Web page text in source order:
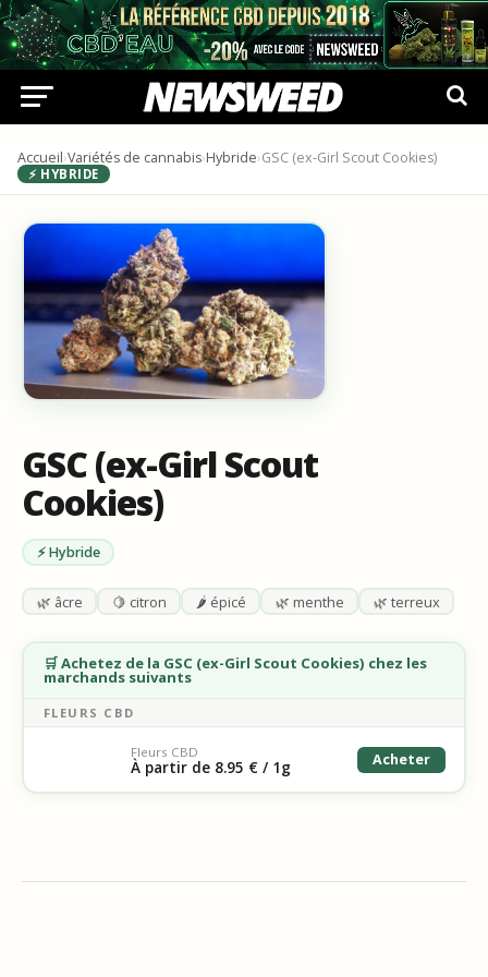
Accueil›Variétés de cannabis›Hybride›GSC (ex-Girl Scout Cookies)
⚡ HYBRIDE
GSC (ex-Girl Scout
Cookies)
⚡ Hybride
🌿 âcre 🍋 citron 🌶️ épicé 🌿 menthe 🌿 terreux
🛒 Achetez de la GSC (ex-Girl Scout Cookies) chez les
marchands suivants
FLEURS CBD
Fleurs CBD
À partir de 8.95 € / 1g Acheter